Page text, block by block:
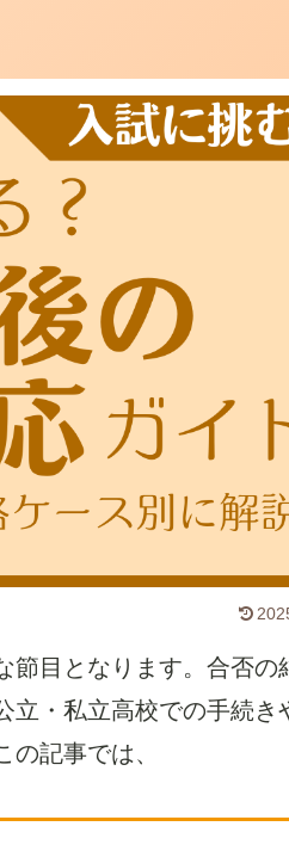
節目となります。合否の
立・私立高校での手続き
記事では、